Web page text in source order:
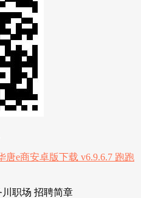
职场 招聘简章